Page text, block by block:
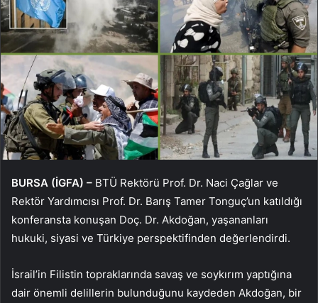
BURSA (İGFA) – BTÜ Rektörü Prof. Dr. Naci Çağlar ve
Rektör Yardımcısı Prof. Dr. Barış Tamer Tonguç’un katıldığı
konferansta konuşan Doç. Dr. Akdoğan, yaşananları
hukuki, siyasi ve Türkiye perspektifinden değerlendirdi.
İsrail’in Filistin topraklarında savaş ve soykırım yaptığına
dair önemli delillerin bulunduğunu kaydeden Akdoğan, bir